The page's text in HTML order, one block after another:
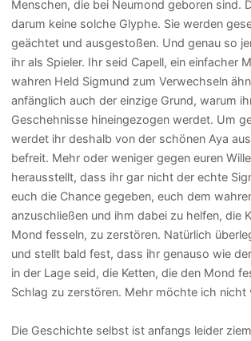
Menschen, die bei Neumond geboren sind.
darum keine solche Glyphe. Sie werden
geächtet und ausgestoßen. Und genau so
ihr als Spieler. Ihr seid Capell, ein einfacher
wahren Held Sigmund zum Verwechseln
anfänglich auch der einzige Grund, warum
Geschehnisse hineingezogen werdet. Um
werdet ihr deshalb von der schönen Aya
befreit. Mehr oder weniger gegen euren
herausstellt, dass ihr gar nicht der echte
euch die Chance gegeben, euch dem
anzuschließen und ihm dabei zu helfen, die
Mond fesseln, zu zerstören. Natürlich
und stellt bald fest, dass ihr genauso wie
in der Lage seid, die Ketten, die den Mond
Schlag zu zerstören. Mehr möchte ich nicht
Die Geschichte selbst ist anfangs leider